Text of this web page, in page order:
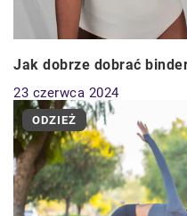
Jak dobrze dobrać
23 czerwca 2024
ODZIEŻ